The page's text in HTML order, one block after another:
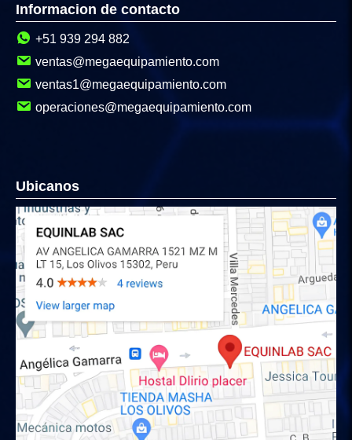
Informacion de contacto
+51 939 294 882
ventas@megaequipamiento.com
ventas1@megaequipamiento.com
operaciones@megaequipamiento.com
Ubicanos